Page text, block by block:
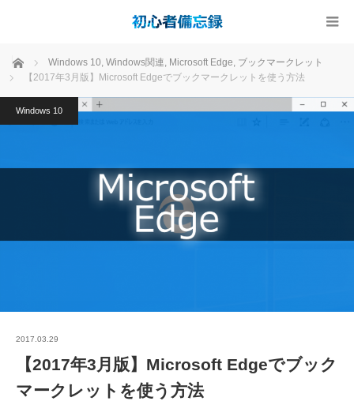
ホーム Windows 10, Windows関連, Microsoft Edge, ブックマークレット
【2017年3月版】Microsoft Edgeでブックマークレットを使う方法
Windows 10
2017.03.29
【2017年3月版】Microsoft Edgeでブック
マークレットを使う方法